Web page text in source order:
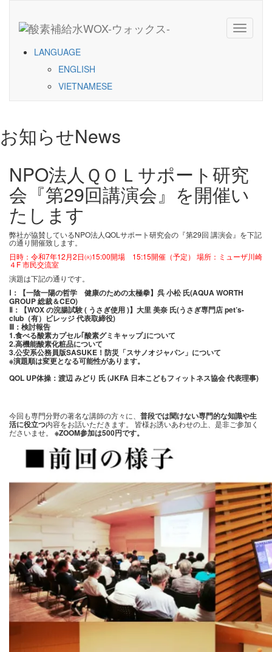
Toggle
LANGUAGE
ENGLISH
VIETNAMESE
お知らせNews
NPO法人ＱＯＬサポート研究
会『第29回講演会』を開催い
たします
弊社が協賛しているNPO法人QOLサポート研究会の『第29回 講演会』を下記
の通り開催致します。
日時：令和7年12月2日㈫15:00開場 15:15開催（予定） 場所：ミューザ川崎
４F 市民交流室
演題は下記の通りです。
Ⅰ：【一陰一陽の哲学 健康のための太極拳】呉 小松 氏(AQUA WORTH
GROUP 総裁＆CEO)
Ⅱ：【WOX の浣腸試験 ( うさぎ使用 )】大里 美奈 氏(うさぎ専門店 pet’s-
club（有）ビレッジ 代表取締役)
Ⅲ：検討報告
1.食べる酸素カプセル｢酸素グミキャップ｣について
2.高機能酸素化粧品について
3.公安系公務員版SASUKE！防災「スサノオジャパン」について
※演題順は変更となる可能性があります。
QOL UP体操：渡辺 みどり 氏 (JKFA 日本こどもフィットネス協会 代表理事)
今回も専門分野の著名な講師の方々に、 普段では聞けない専門的な知識や生
活に役立つ内容をお話いただきます。 皆様お誘いあわせの上、是非ご参加く
ださいませ。 ※ZOOM参加は500円です。